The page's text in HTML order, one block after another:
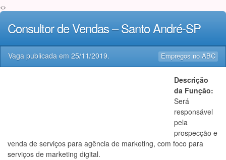
<>
Consultor de Vendas – Santo André-SP
Empregos no ABC
Vaga publicada em 25/11/2019.
Descrição
da Função:
Será
responsável
pela
prospecção e
venda de serviços para agência de marketing, com foco para
serviços de marketing digital.